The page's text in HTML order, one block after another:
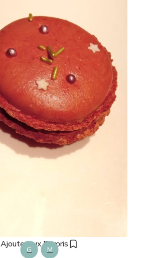
Ajouter aux Favoris
G M